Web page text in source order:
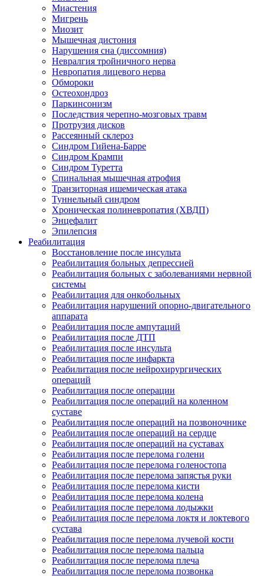
Миастения
Мигрень
Миозит
Мышечная дистония
Нарушения сна (диссомния)
Невралгия тройничного нерва
Невропатия лицевого нерва
Обмороки
Остеохондроз
Паркинсонизм
Последствия черепно-мозговых травм
Протрузия дисков
Рассеянный склероз
Синдром Гийена-Барре
Синдром Крампи
Синдром Туретта
Спинальная мышечная атрофия
Транзиторная ишемическая атака
Туннельный синдром
Хроническая полиневропатия (ХВДП)
Энцефалит
Эпилепсия
Реабилитация
Восстановление после инсульта
Реабилитация больных депрессией
Реабилитация больных с заболеваниями нервной
системы
Реабилитация для онкобольных
Реабилитация нарушений опорно-двигательного
аппарата
Реабилитация после ампутаций
Реабилитация после ДТП
Реабилитация после инсульта
Реабилитация после инфаркта
Реабилитация после нейрохирургических
операций
Реабилитация после операции
Реабилитация после операций на коленном
суставе
Реабилитация после операций на позвоночнике
Реабилитация после операций на сердце
Реабилитация после операций на суставах
Реабилитация после перелома голени
Реабилитация после перелома голеностопа
Реабилитация после перелома запястья руки
Реабилитация после перелома кисти
Реабилитация после перелома колена
Реабилитация после перелома лодыжки
Реабилитация после перелома локтя и локтевого
сустава
Реабилитация после перелома лучевой кости
Реабилитация после перелома пальца
Реабилитация после перелома плеча
Реабилитация после перелома позвонка